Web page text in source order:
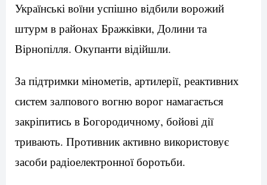
Українські воїни успішно відбили ворожий
штурм в районах Бражківки, Долини та
Вірнопілля. Окупанти відійшли.
За підтримки мінометів, артилерії, реактивних
систем залпового вогню ворог намагається
закріпитись в Богородичному, бойові дії
тривають. Противник активно використовує
засоби радіоелектронної боротьби.